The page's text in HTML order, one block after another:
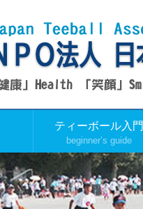
ティーボール入門
beginner’s guide